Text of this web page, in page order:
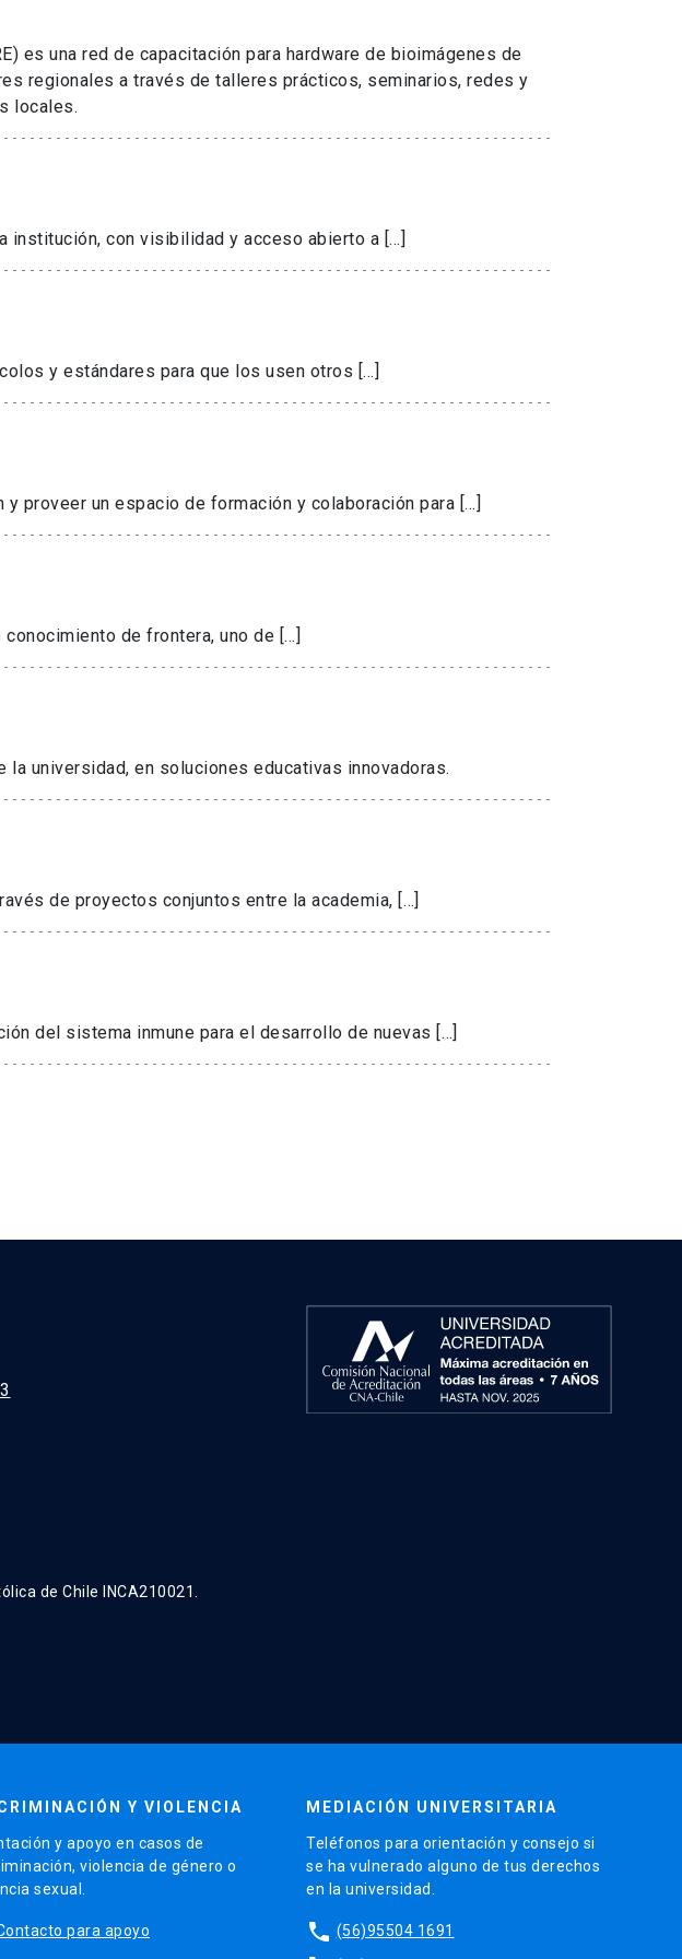
es una red de capacitación para hardware de bioimágenes de
regionales a través de talleres prácticos, seminarios, redes y
locales.
institución, con visibilidad y acceso abierto a […]
y estándares para que los usen otros […]
proveer un espacio de formación y colaboración para […]
de frontera, uno de […]
universidad, en soluciones educativas innovadoras.
de proyectos conjuntos entre la academia, […]
del sistema inmune para el desarrollo de nuevas […]
de Chile INCA210021.
Y VIOLENCIA
y apoyo en casos de
violencia de género o
sexual.
para apoyo
MEDIACIÓN UNIVERSITARIA
Teléfonos para orientación y consejo si
se ha vulnerado alguno de tus derechos
en la universidad.
phone (56)95504 1691